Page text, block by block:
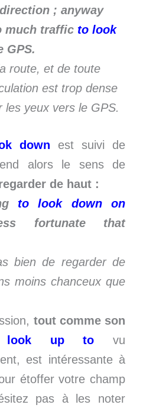
; anyway
much traffic to look
GPS.
route, et de toute
est trop dense
les yeux vers le GPS.
down
est suivi de
alors le sens de
de haut :
to look down on
fortunate that
bien de regarder de
moins chanceux que
tout comme son
look up to vu
est intéressante à
étoffer votre champ
pas à les noter